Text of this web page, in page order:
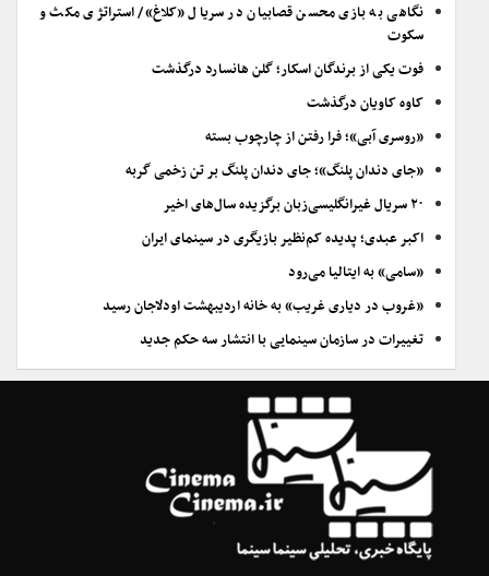
نگاهی به بازی محسن قصابیان در سریال «کلاغ»/ استراتژی مکث و
سکوت
فوت یکی از برندگان اسکار؛ گلن هانسارد درگذشت
کاوه کاویان درگذشت
«روسری آبی»؛ فرا رفتن از چارچوب بسته
«جای دندان پلنگ»؛ جای دندان پلنگ بر تن زخمی گربه
۲۰ سریال غیرانگلیسی‌زبان برگزیده سال‌های اخیر
اکبر عبدی؛ پدیده کم‌نظیر بازیگری در سینمای ایران
«سامی» به ایتالیا می‌رود
«غروب در دیاری غریب» به خانه اردیبهشت اودلاجان رسید
تغییرات در سازمان سینمایی با انتشار سه حکم جدید